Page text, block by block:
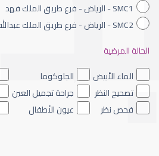
ضعف نظر العين اليسرى
SMC1 - الرياض - فرع طريق الملك فهد
SMC2 - الرياض - فرع طريق الملك عبدالله
الحالة المرضية
الماء الأبيض
الجلوكوما
تصحيح النظر
جراحة تجميل العين
فحص نظر
عيون الأطفال